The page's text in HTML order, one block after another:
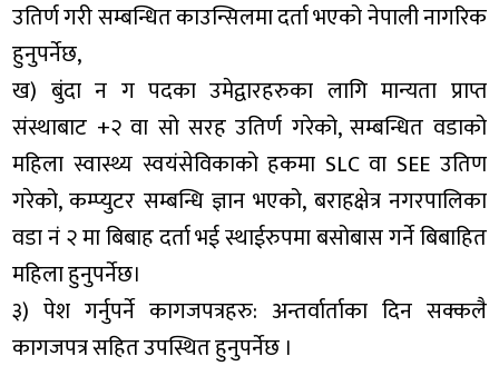
उतिर्ण गरी सम्बन्धित काउन्सिलमा दर्ता भएको नेपाली नागरिक
हुनुपर्नेछ,
ख) बुंदा न ग पदका उमेद्वारहरुका लागि मान्यता प्राप्त
संस्थाबाट +२ वा सो सरह उतिर्ण गरेको, सम्बन्धित वडाको
महिला स्वास्थ्य स्वयंसेविकाको हकमा SLC वा SEE उतिण
गरेको, कम्प्युटर सम्बन्धि ज्ञान भएको, बराहक्षेत्र नगरपालिका
वडा नं २ मा बिबाह दर्ता भई स्थाईरुपमा बसोबास गर्ने बिबाहित
महिला हुनुपर्नेछ।
३) पेश गर्नुपर्ने कागजपत्रहरु: अन्तर्वार्ताका दिन सक्कलै
कागजपत्र सहित उपस्थित हुनुपर्नेछ ।